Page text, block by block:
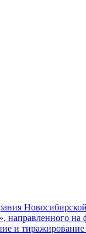
направленного
и тиражирование